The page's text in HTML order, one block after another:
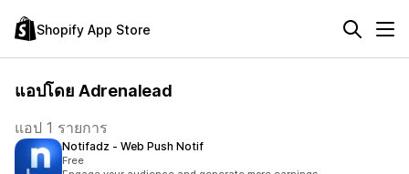
Shopify App Store
แอปโดย Adrenalead
แอป 1 รายการ
Notifadz ‑ Web Push Notif
Free